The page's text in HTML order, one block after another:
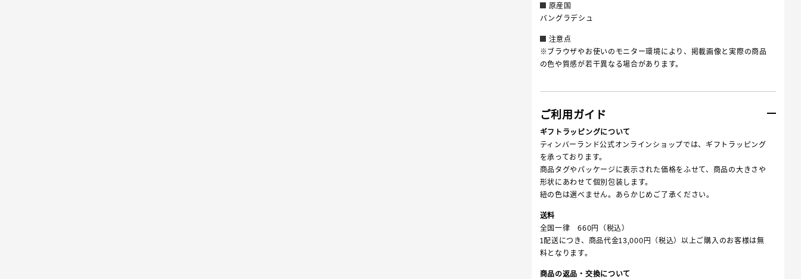
原産国
バングラデシュ
注意点
※ブラウザやお使いのモニター環境により、掲載画像と実際の商品
の色や質感が若干異なる場合があります。
ご利用ガイド
ギフトラッピングについて
ティンバーランド公式オンラインショップでは、ギフトラッピング
を承っております。
商品タグやパッケージに表示された価格をふせて、商品の大きさや
形状にあわせて個別包装します。
紐の色は選べません。あらかじめご了承ください。
送料
全国一律 660円（税込）
1配送につき、商品代金13,000円（税込）以上ご購入のお客様は無
料となります。
商品の返品・交換について